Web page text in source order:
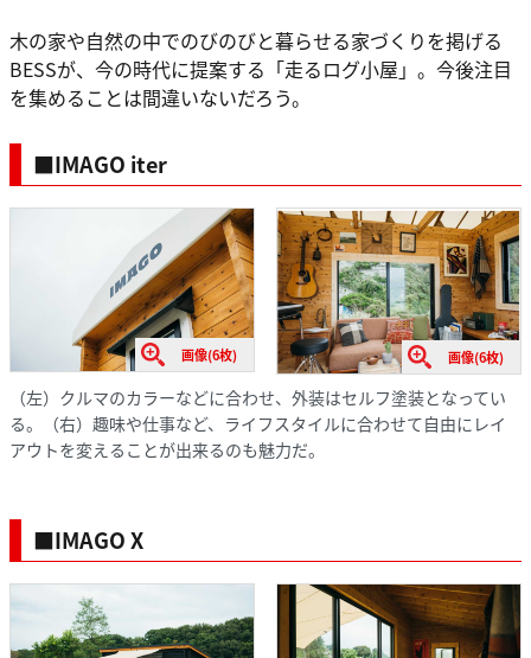
木の家や自然の中でのびのびと暮らせる家づくりを掲げる
BESSが、今の時代に提案する「走るログ小屋」。今後注目
を集めることは間違いないだろう。
■IMAGO iter
画像(6枚) 画像(6枚)
（左）クルマのカラーなどに合わせ、外装はセルフ塗装となってい
る。（右）趣味や仕事など、ライフスタイルに合わせて自由にレイ
アウトを変えることが出来るのも魅力だ。
■IMAGO X